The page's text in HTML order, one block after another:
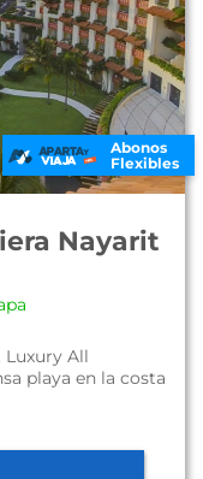
Abonos
Flexibles
Nayarit
Luxury All
playa en la costa